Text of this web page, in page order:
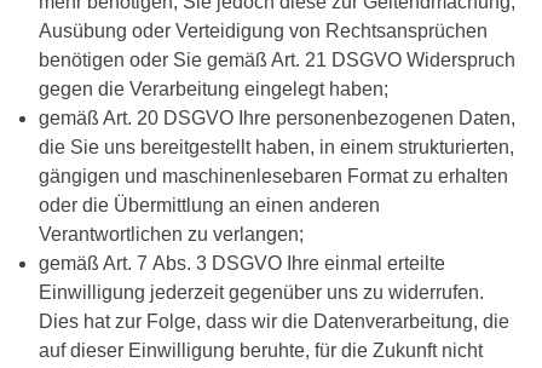
Ausübung oder Verteidigung von Rechtsansprüchen
benötigen oder Sie gemäß Art. 21 DSGVO Widerspruch
gegen die Verarbeitung eingelegt haben;
gemäß Art. 20 DSGVO Ihre personenbezogenen Daten,
die Sie uns bereitgestellt haben, in einem strukturierten,
gängigen und maschinenlesebaren Format zu erhalten
oder die Übermittlung an einen anderen
Verantwortlichen zu verlangen;
gemäß Art. 7 Abs. 3 DSGVO Ihre einmal erteilte
Einwilligung jederzeit gegenüber uns zu widerrufen.
Dies hat zur Folge, dass wir die Datenverarbeitung, die
auf dieser Einwilligung beruhte, für die Zukunft nicht